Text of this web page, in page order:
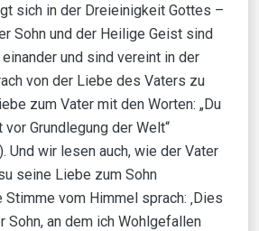
sich in der Dreieinigkeit Gottes –
Sohn und der Heilige Geist sind
und sind vereint in der
von der Liebe des Vaters zu
zum Vater mit den Worten: „Du
Grundlegung der Welt“
Und wir lesen auch, wie der Vater
seine Liebe zum Sohn
Stimme vom Himmel sprach: ‚Dies
Sohn, an dem ich Wohlgefallen